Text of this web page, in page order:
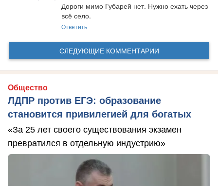
Дороги мимо Губарей нет. Нужно ехать через
всё село.
Ответить
СЛЕДУЮЩИЕ КОММЕНТАРИИ
Общество
ЛДПР против ЕГЭ: образование
становится привилегией для богатых
«За 25 лет своего существования экзамен
превратился в отдельную индустрию»